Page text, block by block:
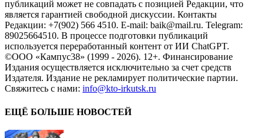
публикаций может не совпадать с позицией Редакции, что
является гарантией свободной дискуссии. Контакты
Редакции: +7(902) 566 4510. E-mail: baik@mail.ru. Telegram:
89025664510. В процессе подготовки публикаций
используется переработанный контент от ИИ ChatGPT.
©ООО «Кампус38» (1999 - 2026). 12+. Финансирование
Издания осуществляется исключительно за счет средств
Издателя. Издание не рекламирует политические партии.
Свяжитесь с нами: info@kto-irkutsk.ru
ЕЩЁ БОЛЬШЕ НОВОСТЕЙ